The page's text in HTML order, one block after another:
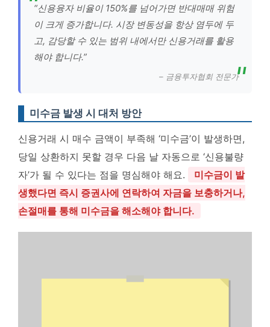
“신용융자 비율이 150%를 넘어가면 반대매매 위험
이 크게 증가합니다. 시장 변동성을 항상 염두에 두
고, 감당할 수 있는 범위 내에서만 신용거래를 활용
해야 합니다.”
– 금융투자협회 전문가
미수금 발생 시 대처 방안
신용거래 시 매수 금액이 부족해 ‘미수금’이 발생하면,
당일 상환하지 못할 경우 다음 날 자동으로 ‘신용불량
자’가 될 수 있다는 점을 명심해야 해요.
미수금이 발
생했다면 즉시 증권사에 연락하여 자금을 보충하거나,
손절매를 통해 미수금을 해소해야 합니다.